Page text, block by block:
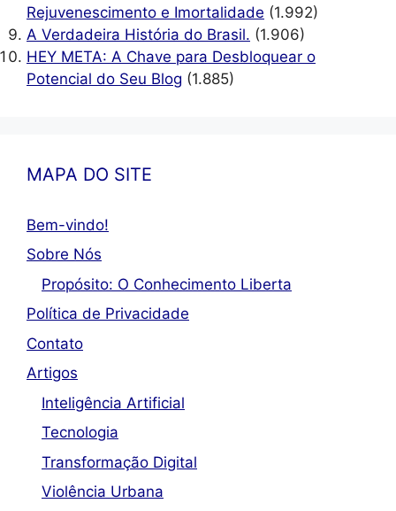
Rejuvenescimento e Imortalidade (1.992)
A Verdadeira História do Brasil. (1.906)
HEY META: A Chave para Desbloquear o
Potencial do Seu Blog (1.885)
MAPA DO SITE
Bem-vindo!
Sobre Nós
Propósito: O Conhecimento Liberta
Política de Privacidade
Contato
Artigos
Inteligência Artificial
Tecnologia
Transformação Digital
Violência Urbana